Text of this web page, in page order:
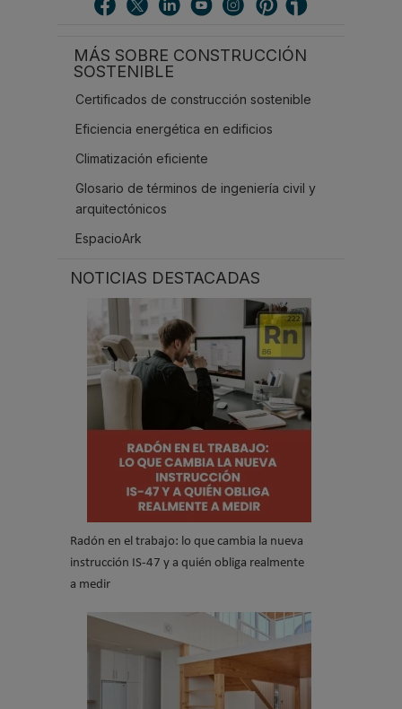
MÁS SOBRE CONSTRUCCIÓN
SOSTENIBLE
Certificados de construcción sostenible
Eficiencia energética en edificios
Climatización eficiente
Glosario de términos de ingeniería civil y
arquitectónicos
EspacioArk
NOTICIAS DESTACADAS
Radón en el trabajo: lo que cambia la nueva
instrucción IS-47 y a quién obliga realmente
a medir